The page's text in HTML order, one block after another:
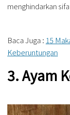
menghindarkan
Baca Juga : 15
Keberuntungan
3. Ayam